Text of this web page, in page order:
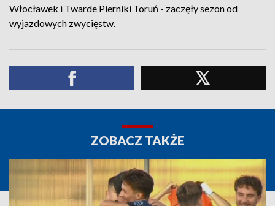
Włocławek i Twarde Pierniki Toruń - zaczęły sezon od
wyjazdowych zwycięstw.
ZOBACZ TAKŻE